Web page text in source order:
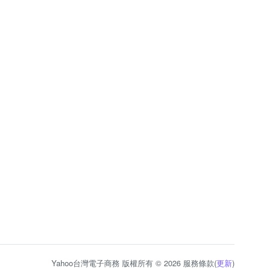
Yahoo台灣電子商務 版權所有 © 2026 服務條款(更新)